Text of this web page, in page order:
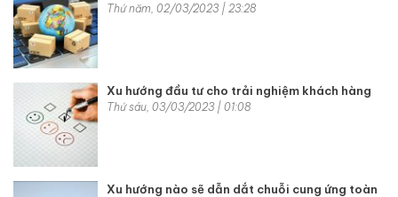
Thứ năm, 02/03/2023 | 23:28
Xu hướng đầu tư cho trải nghiệm khách hàng
Thứ sáu, 03/03/2023 | 01:08
Xu hướng nào sẽ dẫn dắt chuỗi cung ứng toàn